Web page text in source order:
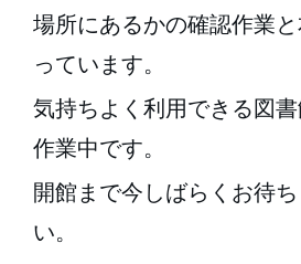
場所にあるかの確認作業
っています。
気持ちよく利用できる図
作業中です。
開館まで今しばらくお待ち
い